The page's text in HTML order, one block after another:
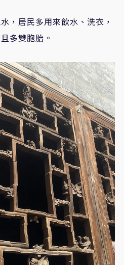
，居民多用來飲水、洗衣，
多雙胞胎。